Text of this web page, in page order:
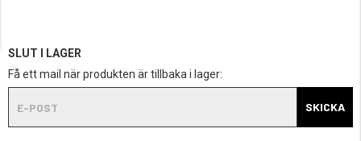
SLUT I LAGER
Få ett mail när produkten är tillbaka i lager:
SKICKA